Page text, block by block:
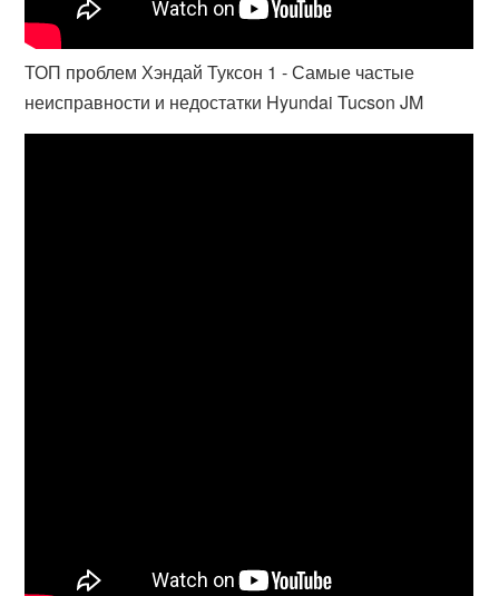
ТОП проблем Хэндай Туксон 1 - Самые частые
неисправности и недостатки Hyundai Tucson JM